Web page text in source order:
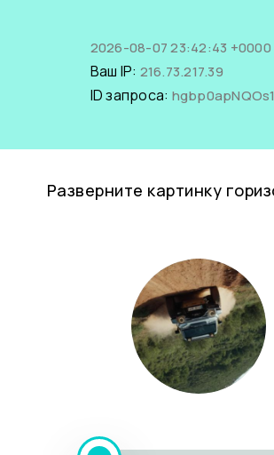
2026-08-07 23:42:43 +0000
Ваш IP: 216.73.217.39
ID запроса: hgbp0apNQOs1
Разверните картинку